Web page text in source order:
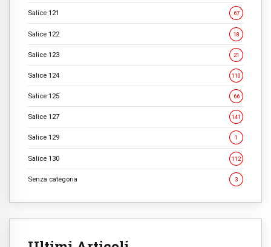
Salice 121 67
Salice 122 18
Salice 123 21
Salice 124 110
Salice 125 66
Salice 127 141
Salice 129 1
Salice 130 112
Senza categoria 3